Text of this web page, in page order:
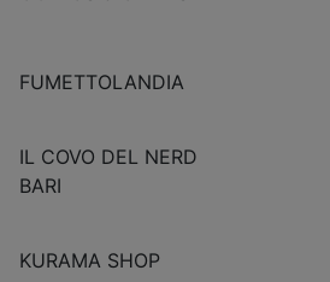
FUMETTOLANDIA
IL COVO DEL NERD
BARI
KURAMA SHOP